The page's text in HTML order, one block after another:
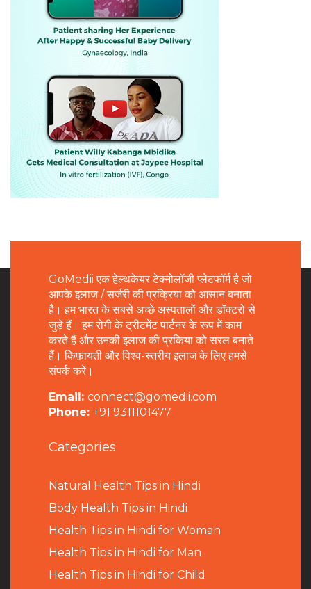
GoMedii एक हेल्थकेयर टेक्नोलॉजी प्लेटफॉर्म है जो
आपके इलाज / सर्जरी की प्रक्रिया को आसान बनाता
है। हम भारत के सबसे अच्छे अस्पतालों और डॉक्टरों से
जुड़े हैं। हम रोगी के ट्रीटमेंट पार्टनर के रूप में काम
करते हैं और उनकी इलाज की प्रकिया को सरल बनाते
हैं। किफ़ायती और विश्व-स्तरीय इलाज के लिए हमसे
संपर्क करें।
Email: connect@gomedii.com
Phone: +91 9311101477
Categories
Natural Health Tips in Hindi
Body Health Tips in Hindi
Health Tips in Hindi for Woman
Health Tips in Hindi for Man
Health Tips in Hindi for Child